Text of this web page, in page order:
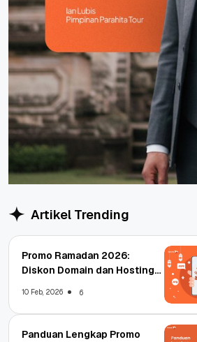
Artikel Trending
Promo Ramadan 2026:
Diskon Domain dan Hosting
10 Feb, 2026 6
Panduan Lengkap Promo